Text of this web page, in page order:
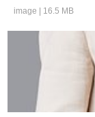
image | 16.5 MB